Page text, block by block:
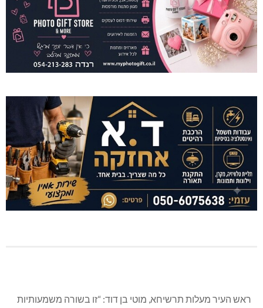
ראש העיר מעלות תרשיחא, מוטי בן דוד: “זו בשורה משמעותיות